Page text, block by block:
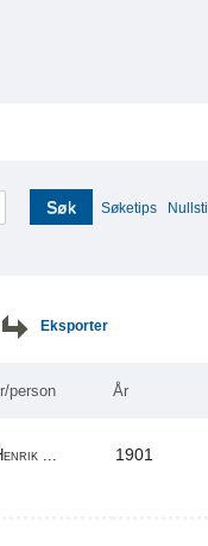
Søk Søketips Nullstill
Eksporter
person År
... 1901